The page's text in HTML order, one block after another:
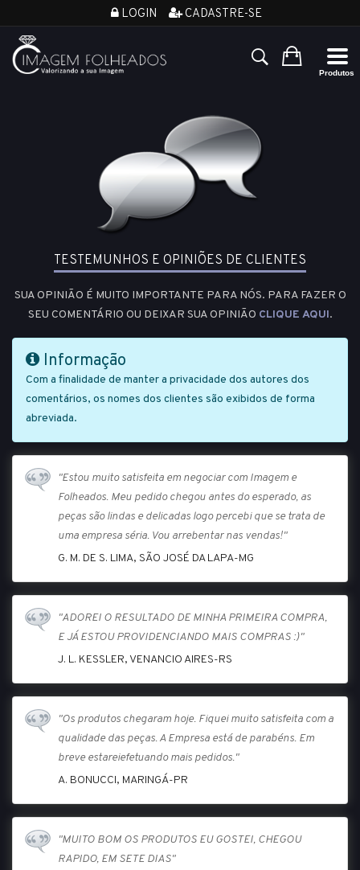
LOGIN CADASTRE-SE
TESTEMUNHOS E OPINIÕES DE CLIENTES
SUA OPINIÃO É MUITO IMPORTANTE PARA NÓS. PARA FAZER O
SEU COMENTÁRIO OU DEIXAR SUA OPINIÃO CLIQUE AQUI.
Informação
Com a finalidade de manter a privacidade dos autores dos
comentários, os nomes dos clientes são exibidos de forma
abreviada.
"Estou muito satisfeita em negociar com Imagem e
Folheados. Meu pedido chegou antes do esperado, as
peças são lindas e delicadas logo percebi que se trata de
uma empresa séria. Vou arrebentar nas vendas!"
G. M. DE S. LIMA, SÃO JOSÉ DA LAPA-MG
"ADOREI O RESULTADO DE MINHA PRIMEIRA COMPRA,
E JÁ ESTOU PROVIDENCIANDO MAIS COMPRAS :)"
J. L. KESSLER, VENANCIO AIRES-RS
"Os produtos chegaram hoje. Fiquei muito satisfeita com a
qualidade das peças. A Empresa está de parabéns. Em
breve estareiefetuando mais pedidos."
A. BONUCCI, MARINGÁ-PR
"MUITO BOM OS PRODUTOS EU GOSTEI, CHEGOU
RAPIDO, EM SETE DIAS"